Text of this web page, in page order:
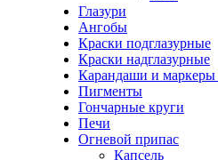
Глазури
Ангобы
Краски подглазурные
Краски надглазурные
Карандаши и маркеры
Пигменты
Гончарные круги
Печи
Огневой припас
Капсель